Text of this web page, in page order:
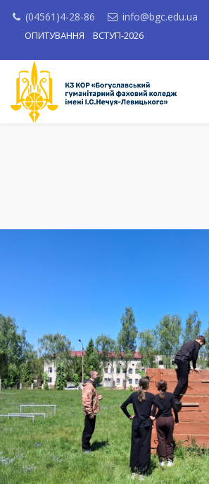
(04561)4-28-86
info@bgc.edu.ua
ОПИТУВАННЯ ВСТУП-2026